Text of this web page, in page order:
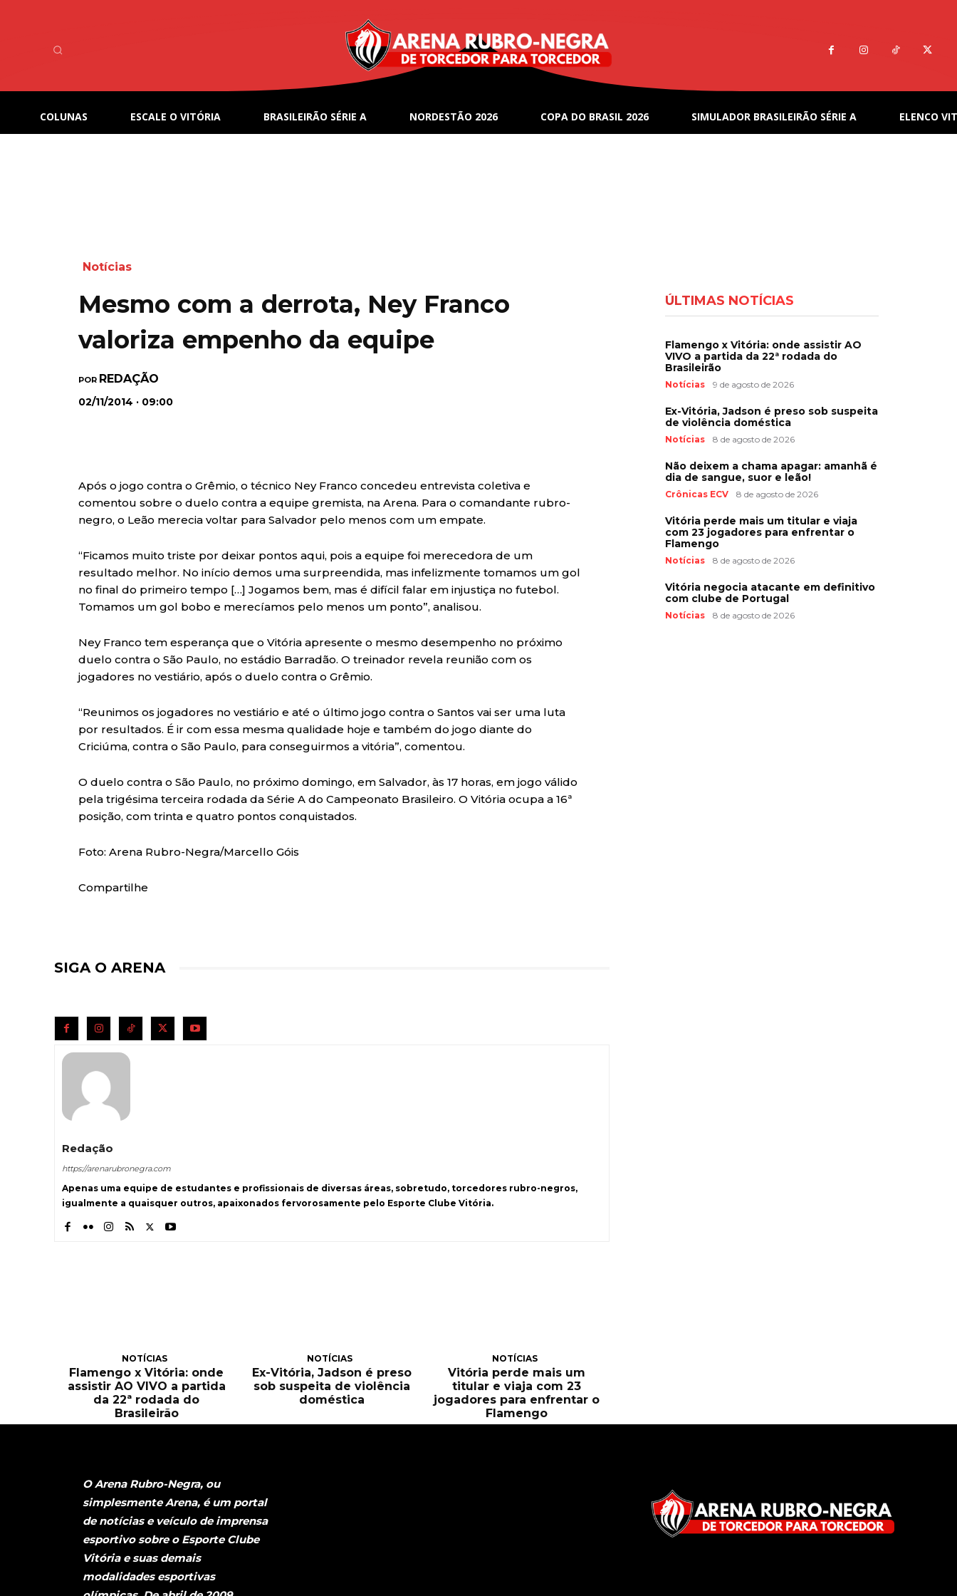
COLUNAS ESCALE O VITÓRIA BRASILEIRÃO SÉRIE A NORDESTÃO 2026 COPA DO BRASIL 2026 SIMULADOR BRASILEIRÃO SÉRIE A ELENCO
Notícias
Mesmo com a derrota, Ney Franco
valoriza empenho da equipe
POR REDAÇÃO
02/11/2014 · 09:00
Após o jogo contra o Grêmio, o técnico Ney Franco concedeu entrevista coletiva e
comentou sobre o duelo contra a equipe gremista, na Arena. Para o comandante rubro-
negro, o Leão merecia voltar para Salvador pelo menos com um empate.
“Ficamos muito triste por deixar pontos aqui, pois a equipe foi merecedora de um
resultado melhor. No início demos uma surpreendida, mas infelizmente tomamos um gol
no final do primeiro tempo […] Jogamos bem, mas é difícil falar em injustiça no futebol.
Tomamos um gol bobo e merecíamos pelo menos um ponto”, analisou.
Ney Franco tem esperança que o Vitória apresente o mesmo desempenho no próximo
duelo contra o São Paulo, no estádio Barradão. O treinador revela reunião com os
jogadores no vestiário, após o duelo contra o Grêmio.
“Reunimos os jogadores no vestiário e até o último jogo contra o Santos vai ser uma luta
por resultados. É ir com essa mesma qualidade hoje e também do jogo diante do
Criciúma, contra o São Paulo, para conseguirmos a vitória”, comentou.
O duelo contra o São Paulo, no próximo domingo, em Salvador, às 17 horas, em jogo válido
pela trigésima terceira rodada da Série A do Campeonato Brasileiro. O Vitória ocupa a 16ª
posição, com trinta e quatro pontos conquistados.
Foto: Arena Rubro-Negra/Marcello Góis
Compartilhe
SIGA O ARENA
Redação
https://arenarubronegra.com
Apenas uma equipe de estudantes e profissionais de diversas áreas, sobretudo, torcedores rubro-negros,
igualmente a quaisquer outros, apaixonados fervorosamente pelo Esporte Clube Vitória.
NOTÍCIAS
Flamengo x Vitória: onde
assistir AO VIVO a partida
da 22ª rodada do
Brasileirão
NOTÍCIAS
Ex-Vitória, Jadson é preso
sob suspeita de violência
doméstica
NOTÍCIAS
Vitória perde mais um
titular e viaja com 23
jogadores para enfrentar o
Flamengo
ÚLTIMAS NOTÍCIAS
Flamengo x Vitória: onde assistir AO
VIVO a partida da 22ª rodada do
Brasileirão
Notícias 9 de agosto de 2026
Ex-Vitória, Jadson é preso sob suspeita
de violência doméstica
Notícias 8 de agosto de 2026
Não deixem a chama apagar: amanhã é
dia de sangue, suor e leão!
Crônicas ECV 8 de agosto de 2026
Vitória perde mais um titular e viaja
com 23 jogadores para enfrentar o
Flamengo
Notícias 8 de agosto de 2026
Vitória negocia atacante em definitivo
com clube de Portugal
Notícias 8 de agosto de 2026
O Arena Rubro-Negra, ou
simplesmente Arena, é um portal
de notícias e veículo de imprensa
esportivo sobre o Esporte Clube
Vitória e suas demais
modalidades esportivas